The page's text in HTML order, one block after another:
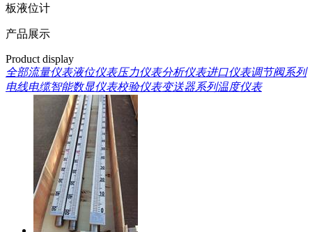
板液位计
产品展示
Product display
全部流量仪表液位仪表压力仪表分析仪表进口仪表调节阀系列
电线电缆智能数显仪表校验仪表变送器系列温度仪表